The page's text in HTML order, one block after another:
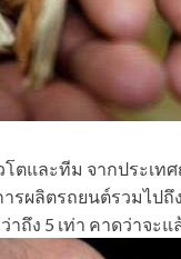
โตและทีม จากประเ
รผลิตรถยนต์รวมไป
ถึง 5 เท่า คาดว่าจะแ